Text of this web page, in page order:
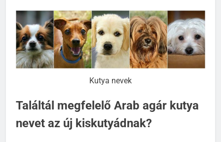
Kutya nevek
Találtál megfelelő Arab agár kutya
nevet az új kiskutyádnak?